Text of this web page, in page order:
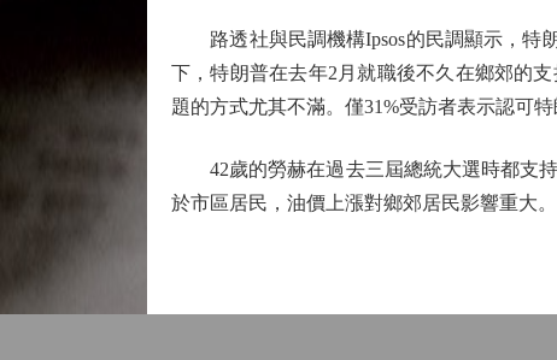
路透社與民調機構Ipsos的民調顯示，特朗
下，特朗普在去年2月就職後不久在鄉郊的
題的方式尤其不滿。僅31%受訪者表示認可
42歲的勞赫在過去三屆總統大選時都支持
於市區居民，油價上漲對鄉郊居民影響重大